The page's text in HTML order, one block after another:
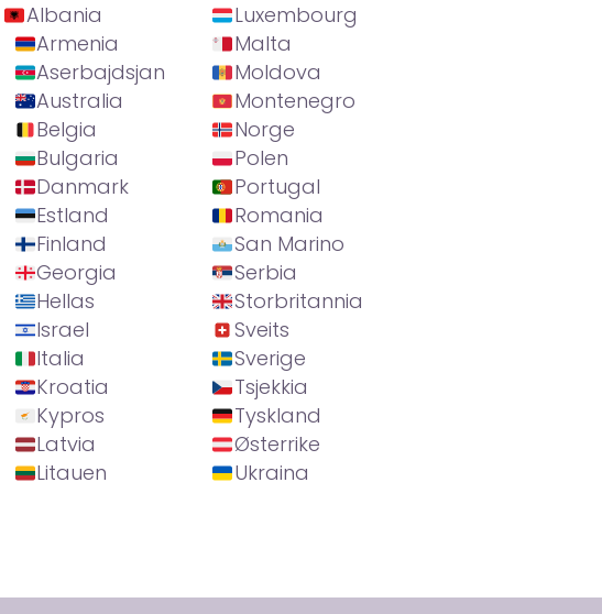
Albania
Armenia
Aserbajdsjan
Australia
Belgia
Bulgaria
Danmark
Estland
Finland
Georgia
Hellas
Israel
Italia
Kroatia
Kypros
Latvia
Litauen
Luxembourg
Malta
Moldova
Montenegro
Norge
Polen
Portugal
Romania
San Marino
Serbia
Storbritannia
Sveits
Sverige
Tsjekkia
Tyskland
Østerrike
Ukraina